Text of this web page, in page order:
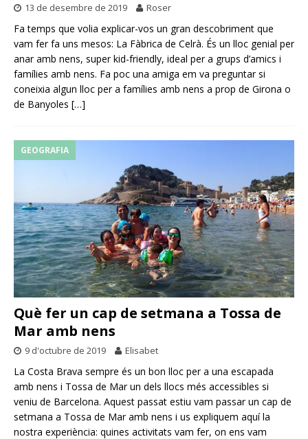
13 de desembre de 2019 Roser
Fa temps que volia explicar-vos un gran descobriment que
vam fer fa uns mesos: La Fàbrica de Celrà. És un lloc genial per
anar amb nens, super kid-friendly, ideal per a grups d’amics i
famílies amb nens. Fa poc una amiga em va preguntar si
coneixia algun lloc per a famílies amb nens a prop de Girona o
de Banyoles […]
GEOGRAFIA
Què fer un cap de setmana a Tossa de
Mar amb nens
9 d'octubre de 2019 Elisabet
La Costa Brava sempre és un bon lloc per a una escapada
amb nens i Tossa de Mar un dels llocs més accessibles si
veniu de Barcelona. Aquest passat estiu vam passar un cap de
setmana a Tossa de Mar amb nens i us expliquem aquí la
nostra experiència: quines activitats vam fer, on ens vam